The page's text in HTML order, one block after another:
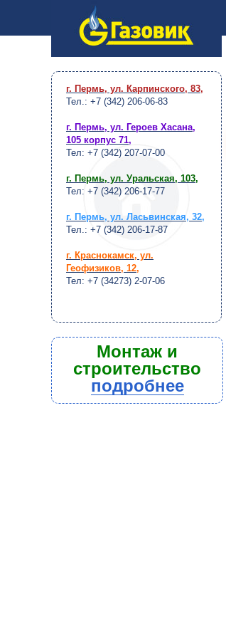
г. Пермь, ул. Карпинского, 83,
Тел.: +7 (342) 206-06-83
г. Пермь, ул. Героев Хасана,
105 корпус 71,
Тел: +7 (342) 207-07-00
г. Пермь, ул. Уральская, 103,
Тел: +7 (342) 206-17-77
г. Пермь, ул. Ласьвинская, 32,
Тел.: +7 (342) 206-17-87
г. Краснокамск, ул.
Геофизиков, 12,
Тел: +7 (34273) 2-07-06
Монтаж и
строительство
подробнее